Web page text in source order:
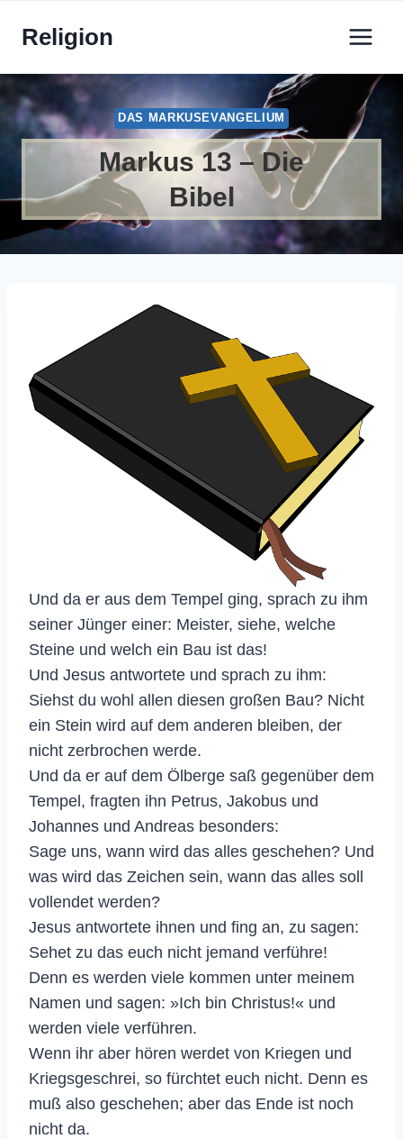
InhaltReligion
DAS MARKUSEVANGELIUM
Markus 13 – Die
Bibel
Und da er aus dem Tempel ging, sprach zu ihm
seiner Jünger einer: Meister, siehe, welche
Steine und welch ein Bau ist das!
Und Jesus antwortete und sprach zu ihm:
Siehst du wohl allen diesen großen Bau? Nicht
ein Stein wird auf dem anderen bleiben, der
nicht zerbrochen werde.
Und da er auf dem Ölberge saß gegenüber dem
Tempel, fragten ihn Petrus, Jakobus und
Johannes und Andreas besonders:
Sage uns, wann wird das alles geschehen? Und
was wird das Zeichen sein, wann das alles soll
vollendet werden?
Jesus antwortete ihnen und fing an, zu sagen:
Sehet zu das euch nicht jemand verführe!
Denn es werden viele kommen unter meinem
Namen und sagen: »Ich bin Christus!« und
werden viele verführen.
Wenn ihr aber hören werdet von Kriegen und
Kriegsgeschrei, so fürchtet euch nicht. Denn es
muß also geschehen; aber das Ende ist noch
nicht da.